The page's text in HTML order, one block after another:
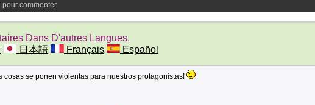
pour commenter
Dans D'autres Langues.
日本語 Français Español
cosas se ponen violentas para nuestros protagonistas!